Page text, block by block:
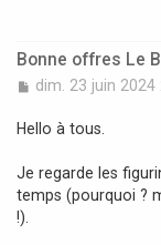
Bonne offres Le
M
s
g
e
dim. 23 juin 2024
Hello à tous.
Je regarde les
temps (pourquoi ?
!).